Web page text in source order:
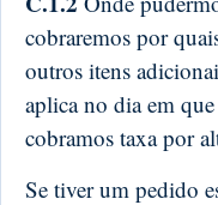
cobraremos por
outros itens
aplica no dia em
cobramos taxa por
Se tiver um pedido